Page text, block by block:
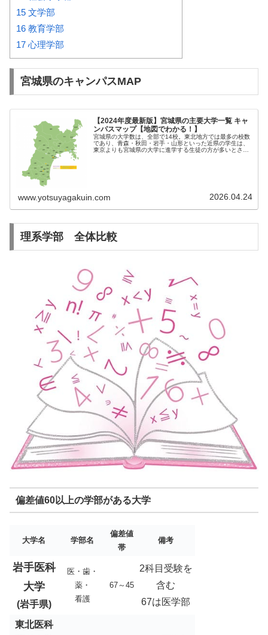
15 文学部
16 教育学部
17 心理学部
宮城県のキャンパスMAP
【2024年度最新版】宮城県の主要大学一覧 キャ
ンパスマップ【地図でわかる！】
宮城県の大学数は、全部で14校。東北地方では最多の校数
であり、青森・秋田・岩手・山形といった近県の学生は、
東京よりも宮城県の大学に進学する生徒の方が多いとされ
www.yotsuyagakuin.com 2026.04.24
理系学部 全体比較
偏差値60以上の学部がある大学
大学名 学部名
偏差値
帯
備考
岩手医科
大学
(岩手県)
医・歯・
薬・
看護
67～45
2科目受験を
含む
67は医学部
東北医科